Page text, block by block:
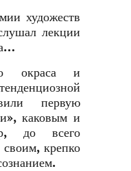
художеств
лекции
окраса и
первую
каковым и
до всего
крепко